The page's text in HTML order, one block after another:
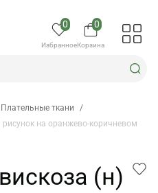
0
Избранное
0
Корзина
Плательные ткани
/
на оранжево-коричневом
(н)